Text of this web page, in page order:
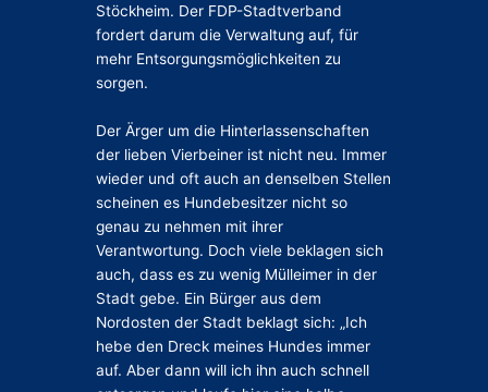
Stöckheim. Der FDP-Stadtverband
fordert darum die Verwaltung auf, für
mehr Entsorgungsmöglichkeiten zu
sorgen.
Der Ärger um die Hinterlassenschaften
der lieben Vierbeiner ist nicht neu. Immer
wieder und oft auch an denselben Stellen
scheinen es Hundebesitzer nicht so
genau zu nehmen mit ihrer
Verantwortung. Doch viele beklagen sich
auch, dass es zu wenig Mülleimer in der
Stadt gebe. Ein Bürger aus dem
Nordosten der Stadt beklagt sich: „Ich
hebe den Dreck meines Hundes immer
auf. Aber dann will ich ihn auch schnell